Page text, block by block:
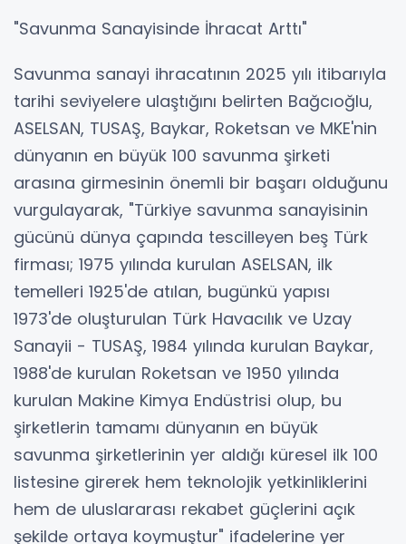
"Savunma Sanayisinde İhracat Arttı"
Savunma sanayi ihracatının 2025 yılı itibarıyla
tarihi seviyelere ulaştığını belirten Bağcıoğlu,
ASELSAN, TUSAŞ, Baykar, Roketsan ve MKE'nin
dünyanın en büyük 100 savunma şirketi
arasına girmesinin önemli bir başarı olduğunu
vurgulayarak, "Türkiye savunma sanayisinin
gücünü dünya çapında tescilleyen beş Türk
firması; 1975 yılında kurulan ASELSAN, ilk
temelleri 1925'de atılan, bugünkü yapısı
1973'de oluşturulan Türk Havacılık ve Uzay
Sanayii - TUSAŞ, 1984 yılında kurulan Baykar,
1988'de kurulan Roketsan ve 1950 yılında
kurulan Makine Kimya Endüstrisi olup, bu
şirketlerin tamamı dünyanın en büyük
savunma şirketlerinin yer aldığı küresel ilk 100
listesine girerek hem teknolojik yetkinliklerini
hem de uluslararası rekabet güçlerini açık
şekilde ortaya koymuştur" ifadelerine yer